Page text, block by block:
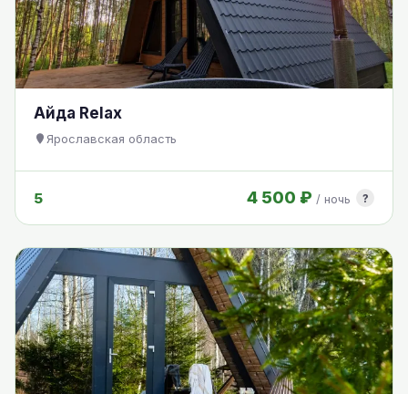
Айда Relax
Ярославская область
5 4 500 ₽ / ночь ?